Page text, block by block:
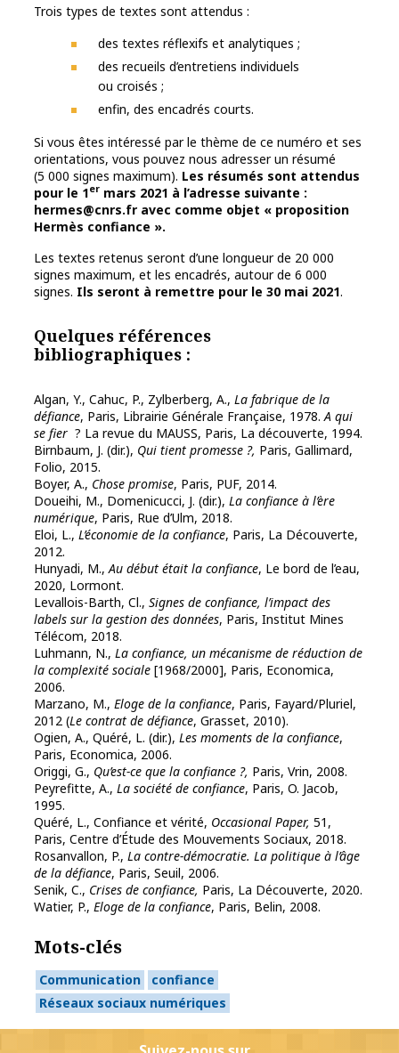
Trois types de textes sont attendus :
des textes réflexifs et analytiques ;
des recueils d’entretiens individuels
ou croisés ;
enfin, des encadrés courts.
Si vous êtes intéressé par le thème de ce numéro et ses
orientations, vous pouvez nous adresser un résumé
(5 000 signes maximum). Les résumés sont attendus
pour le 1er mars 2021 à l’adresse suivante :
hermes@cnrs.fr avec comme objet « proposition
Hermès confiance ».
Les textes retenus seront d’une longueur de 20 000
signes maximum, et les encadrés, autour de 6 000
signes. Ils seront à remettre pour le 30 mai 2021.
Quelques références
bibliographiques :
Algan, Y., Cahuc, P., Zylberberg, A., La fabrique de la
défiance, Paris, Librairie Générale Française, 1978. A qui
se fier ? La revue du MAUSS, Paris, La découverte, 1994.
Birnbaum, J. (dir.), Qui tient promesse ?, Paris, Gallimard,
Folio, 2015.
Boyer, A., Chose promise, Paris, PUF, 2014.
Doueihi, M., Domenicucci, J. (dir.), La confiance à l’ère
numérique, Paris, Rue d’Ulm, 2018.
Eloi, L., L’économie de la confiance, Paris, La Découverte,
2012.
Hunyadi, M., Au début était la confiance, Le bord de l’eau,
2020, Lormont.
Levallois-Barth, Cl., Signes de confiance, l’impact des
labels sur la gestion des données, Paris, Institut Mines
Télécom, 2018.
Luhmann, N., La confiance, un mécanisme de réduction de
la complexité sociale [1968/2000], Paris, Economica,
2006.
Marzano, M., Eloge de la confiance, Paris, Fayard/Pluriel,
2012 (Le contrat de défiance, Grasset, 2010).
Ogien, A., Quéré, L. (dir.), Les moments de la confiance,
Paris, Economica, 2006.
Origgi, G., Qu’est-ce que la confiance ?, Paris, Vrin, 2008.
Peyrefitte, A., La société de confiance, Paris, O. Jacob,
1995.
Quéré, L., Confiance et vérité, Occasional Paper, 51,
Paris, Centre d’Étude des Mouvements Sociaux, 2018.
Rosanvallon, P., La contre-démocratie. La politique à l’âge
de la défiance, Paris, Seuil, 2006.
Senik, C., Crises de confiance, Paris, La Découverte, 2020.
Watier, P., Eloge de la confiance, Paris, Belin, 2008.
Mots-clés
Communication
confiance
Réseaux sociaux numériques